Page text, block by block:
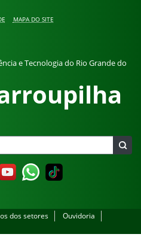
MAPA DO SITE
e Tecnologia do Rio Grande do
Whatsapp
dos setores
Ouvidoria